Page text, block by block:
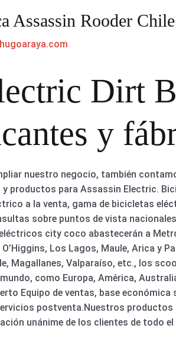
Assassin Rooder Chile
hugoaraya.com
Dirt
y
nuestro negocio, también
productos para Assassin Electric.
a la venta, gama de bicicletas
sobre puntos de vista
city coco abastecerán a
Los Lagos, Maule, Arica y
Magallanes, Valparaíso, etc., los
como Europa, América,
Equipo de ventas, base
postventa.Nuestros
unánime de los clientes de todo el